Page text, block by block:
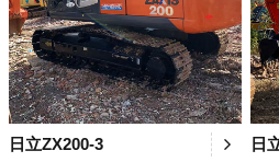
日立ZX200-3 日